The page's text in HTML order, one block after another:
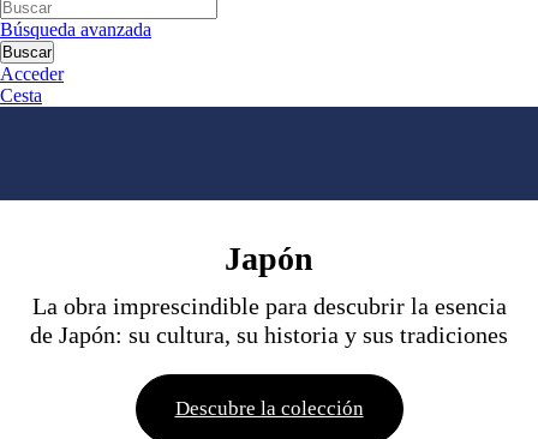
Búsqueda avanzada
Buscar
Acceder
Cesta
Japón
La obra imprescindible para descubrir la esencia
de Japón: su cultura, su historia y sus tradiciones
Descubre la colección